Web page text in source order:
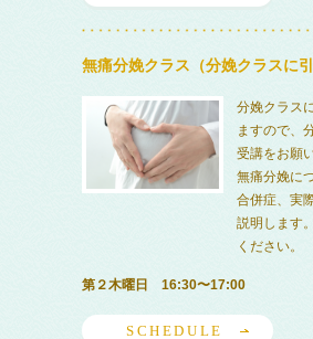
無痛分娩クラス（分娩クラスに引
分娩クラス
ますので、
受講をお願
無痛分娩に
合併症、実
説明します
ください。
第２木曜日 16:30〜17:00
SCHEDULE